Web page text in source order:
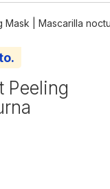
Mask | Mascarilla
Peeling